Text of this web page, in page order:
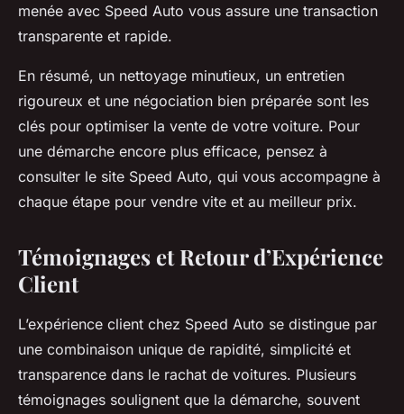
menée avec Speed Auto vous assure une transaction
transparente et rapide.
En résumé, un nettoyage minutieux, un entretien
rigoureux et une négociation bien préparée sont les
clés pour optimiser la vente de votre voiture. Pour
une démarche encore plus efficace, pensez à
consulter le site Speed Auto, qui vous accompagne à
chaque étape pour vendre vite et au meilleur prix.
Témoignages et Retour d’Expérience
Client
L’expérience client chez Speed Auto se distingue par
une combinaison unique de rapidité, simplicité et
transparence dans le rachat de voitures. Plusieurs
témoignages soulignent que la démarche, souvent